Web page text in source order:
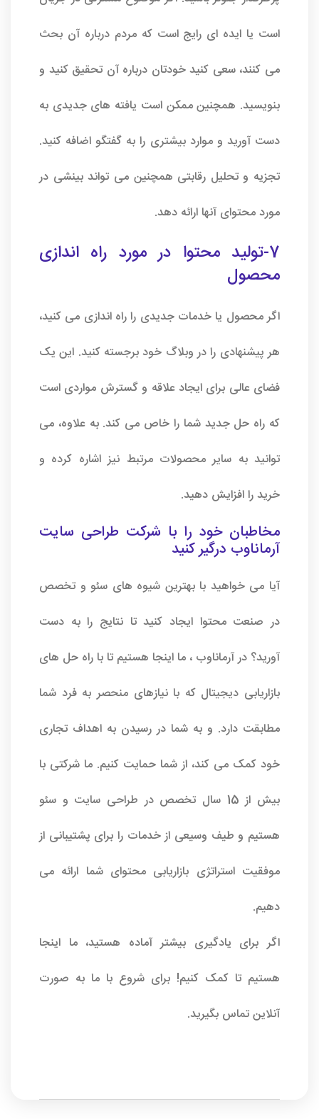
است یا ایده ای رایج است که مردم درباره آن بحث
می کنند، سعی کنید خودتان درباره آن تحقیق کنید و
بنویسید. همچنین ممکن است یافته های جدیدی به
دست آورید و موارد بیشتری را به گفتگو اضافه کنید.
تجزیه و تحلیل رقابتی همچنین می تواند بینشی در
مورد محتوای آنها ارائه دهد.
7-تولید محتوا در مورد راه اندازی
محصول
اگر محصول یا خدمات جدیدی را راه اندازی می کنید،
هر پیشنهادی را در وبلاگ خود برجسته کنید. این یک
فضای عالی برای ایجاد علاقه و گسترش مواردی است
که راه حل جدید شما را خاص می کند. به علاوه، می
توانید به سایر محصولات مرتبط نیز اشاره کرده و
خرید را افزایش دهید.
مخاطبان خود را با شرکت طراحی سایت
آرماناوب درگیر کنید
آیا می خواهید با بهترین شیوه های سئو و تخصص
در صنعت محتوا ایجاد کنید تا نتایج را به دست
آورید؟ در آرماناوب ، ما اینجا هستیم تا با راه حل های
بازاریابی دیجیتال که با نیازهای منحصر به فرد شما
مطابقت دارد. و به شما در رسیدن به اهداف تجاری
خود کمک می کند، از شما حمایت کنیم. ما شرکتی با
بیش از 15 سال تخصص در طراحی سایت و سئو
هستیم و طیف وسیعی از خدمات را برای پشتیبانی از
موفقیت استراتژی بازاریابی محتوای شما ارائه می
دهیم.
اگر برای یادگیری بیشتر آماده هستید، ما اینجا
هستیم تا کمک کنیم! برای شروع با ما به صورت
آنلاین تماس بگیرید.